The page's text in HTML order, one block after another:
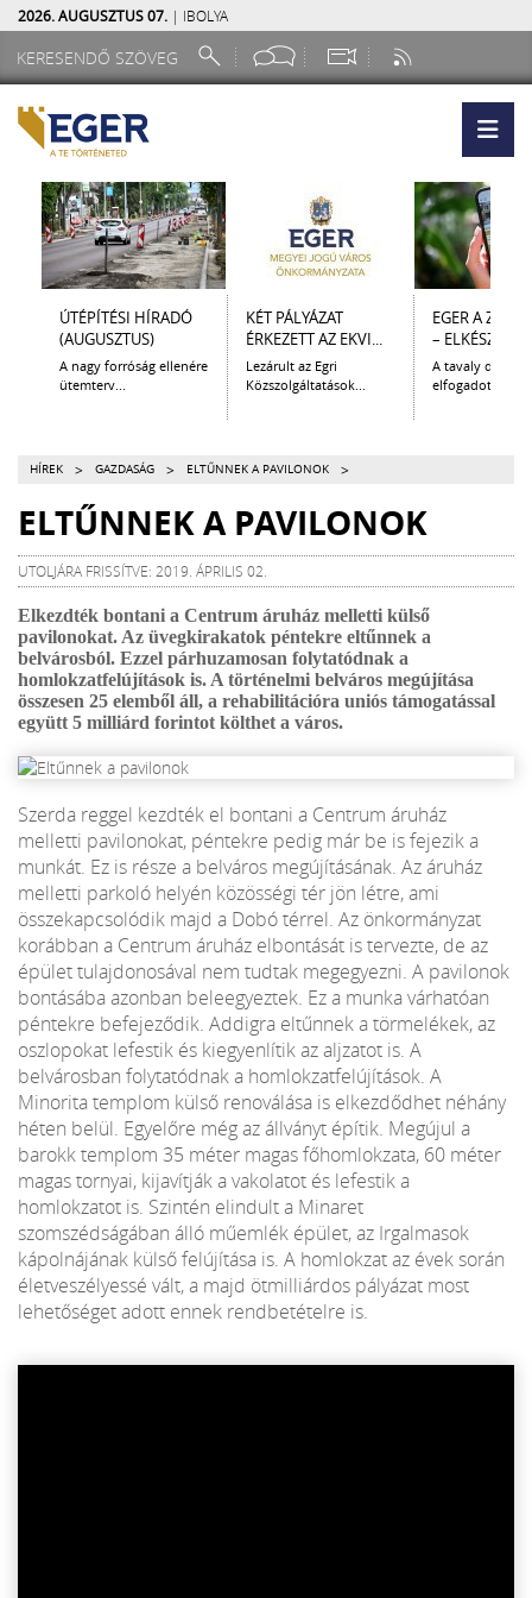
2026. AUGUSZTUS 07. | IBOLYA
ÚTÉPÍTÉSI HÍRADÓ
(AUGUSZTUS)
A nagy forróság ellenére
ütemterv...
KÉT PÁLYÁZAT
ÉRKEZETT AZ EKVI...
Lezárult az Egri
Közszolgáltatások...
EGER A
– ELKÉSZÜLT
A tavaly
elfogadott
HÍREK > GAZDASÁG > ELTŰNNEK A PAVILONOK >
ELTŰNNEK A PAVILONOK
UTOLJÁRA FRISSÍTVE: 2019. ÁPRILIS 02.
Elkezdték bontani a Centrum áruház melletti külső
pavilonokat. Az üvegkirakatok péntekre eltűnnek a
belvárosból. Ezzel párhuzamosan folytatódnak a
homlokzatfelújítások is. A történelmi belváros megújítása
összesen 25 elemből áll, a rehabilitációra uniós támogatással
együtt 5 milliárd forintot költhet a város.
Szerda reggel kezdték el bontani a Centrum áruház
melletti pavilonokat, péntekre pedig már be is fejezik a
munkát. Ez is része a belváros megújításának. Az áruház
melletti parkoló helyén közösségi tér jön létre, ami
összekapcsolódik majd a Dobó térrel. Az önkormányzat
korábban a Centrum áruház elbontását is tervezte, de az
épület tulajdonosával nem tudtak megegyezni. A pavilonok
bontásába azonban beleegyeztek. Ez a munka várhatóan
péntekre befejeződik. Addigra eltűnnek a törmelékek, az
oszlopokat lefestik és kiegyenlítik az aljzatot is. A
belvárosban folytatódnak a homlokzatfelújítások. A
Minorita templom külső renoválása is elkezdődhet néhány
héten belül. Egyelőre még az állványt építik. Megújul a
barokk templom 35 méter magas főhomlokzata, 60 méter
magas tornyai, kijavítják a vakolatot és lefestik a
homlokzatot is. Szintén elindult a Minaret
szomszédságában álló műemlék épület, az Irgalmasok
kápolnájának külső felújítása is. A homlokzat az évek során
életveszélyessé vált, a majd ötmilliárdos pályázat most
lehetőséget adott ennek rendbetételre is.